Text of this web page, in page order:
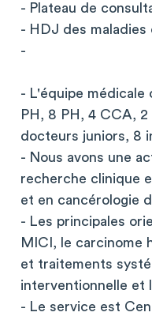
- Plateau de
- HDJ des maladies
-
- L'équipe médicale
PH, 8 PH, 4 CCA,
docteurs juniors, 8
- Nous avons une
recherche clinique
et en cancérologie
- Les principales
MICI, le carcinome
et traitements
interventionnelle et
- Le service est